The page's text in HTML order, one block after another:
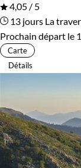
4,05 / 5
13 jours La
Prochain départ le
Carte
Détails